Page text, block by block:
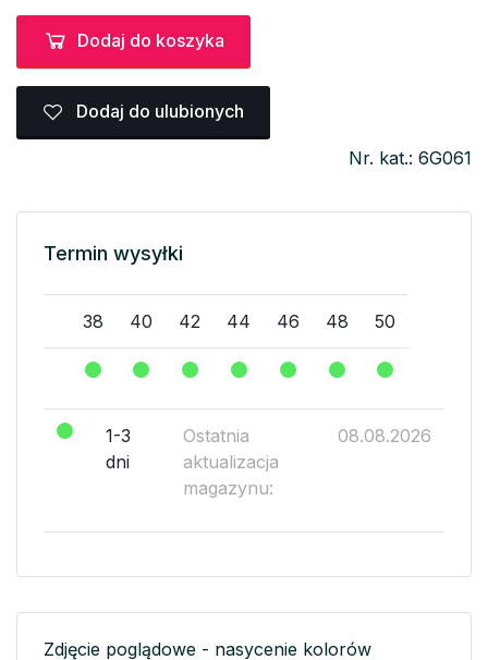
Dodaj do koszyka
Dodaj do ulubionych
Nr. kat.: 6G061
Termin wysyłki
38 40 42 44 46 48 50
1-3
dni
Ostatnia
aktualizacja
magazynu:
08.08.2026
Zdjęcie poglądowe - nasycenie kolorów